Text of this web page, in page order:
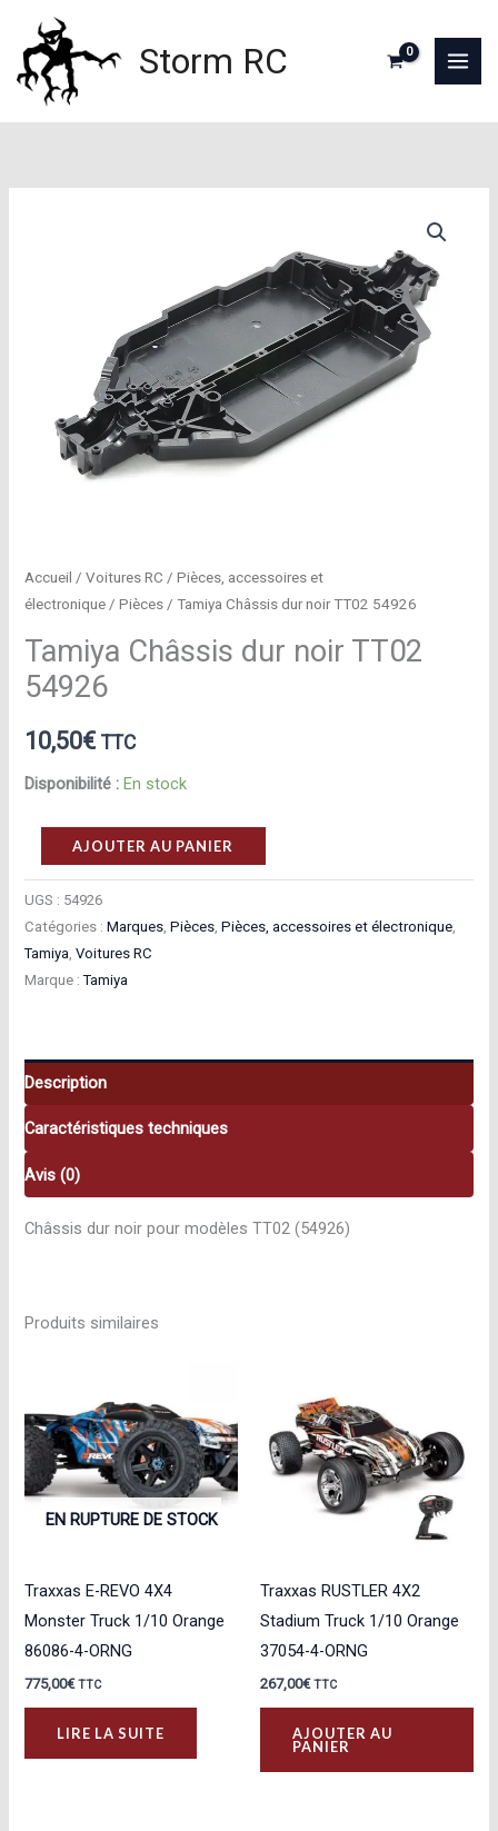
contenu
Storm RC
Accueil /Voitures RC /Pièces, accessoires et
électronique /Pièces / Tamiya Châssis dur noir TT02 54926
Tamiya Châssis dur noir TT02
54926
10,50€ TTC
Disponibilité : En stock
quantité
de
Tamiya
Châssis
dur
noir
AJOUTER AU PANIER
UGS : 54926
Catégories :Marques,Pièces,Pièces, accessoires et électronique,
Tamiya,Voitures RC
Marque :Tamiya
Description
Caractéristiques techniques
Avis (0)
Châssis dur noir pour modèles TT02 (54926)
Produits similaires
EN RUPTURE DE STOCK
Traxxas E-REVO 4X4
Monster Truck 1/10 Orange
86086-4-ORNG
775,00€ TTC
LIRE LA SUITE
Traxxas RUSTLER 4X2
Stadium Truck 1/10 Orange
37054-4-ORNG
267,00€ TTC
AJOUTER AU
PANIER